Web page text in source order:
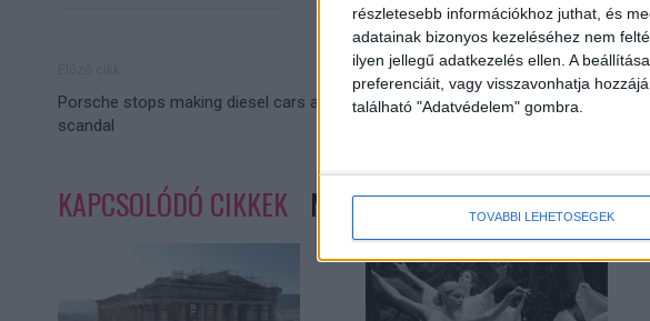
részletesebb információkhoz juthat, és
adatainak bizonyos kezeléséhez nem
ilyen jellegű adatkezelés ellen. A
preferenciáit, vagy visszavonhatja
található "Adatvédelem" gombra.
TOVÁBBI LEHETŐSÉGEK
Porsche stops making diesel cars after VW emissions
scandal
KAPCSOLÓDÓ CIKKEK MORE FROM AUTHOR